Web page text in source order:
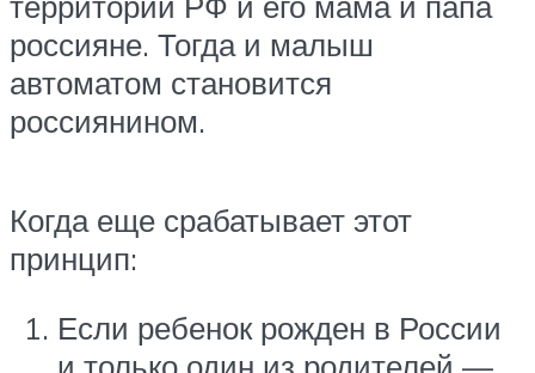
россияне. Тогда и малыш
автоматом становится
россиянином.
Когда еще срабатывает этот
принцип:
Если ребенок рожден в России